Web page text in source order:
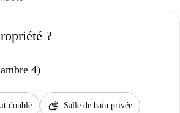
?
4)
double soap Salle de bain privée